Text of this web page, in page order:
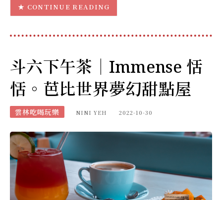
CONTINUE READING
斗六下午茶｜Immense 恬
恬。芭比世界夢幻甜點屋
雲林吃喝玩樂 NINI YEH 2022-10-30